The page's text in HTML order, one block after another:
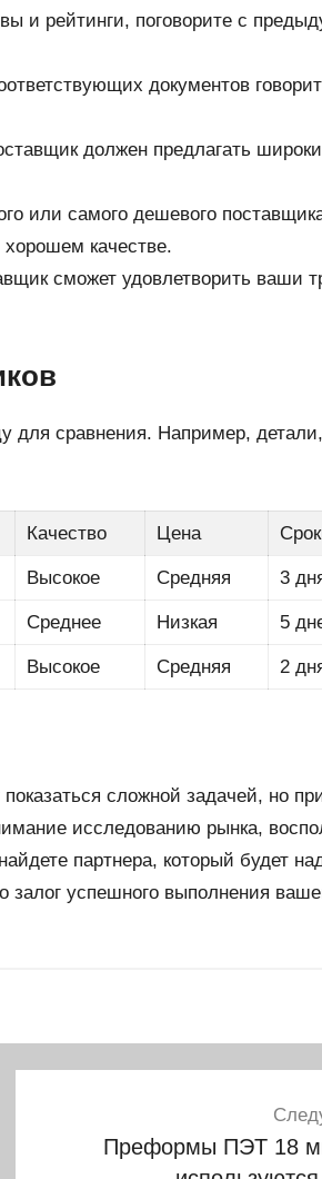
и рейтинги, поговорите с
документов
должен предлагать
или самого дешевого
хорошем качестве.
сможет удовлетворить ваши
для сравнения. Например,
Качество Цена
Высокое Средняя 3
Среднее Низкая 5
Высокое Средняя 2
сложной задачей, но
исследованию рынка,
партнера, который будет
успешного выполнения
Преформы ПЭТ 18